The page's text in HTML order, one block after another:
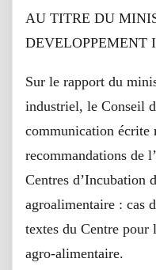
AU TITRE DU
DEVELOPPEMENT
Sur le rapport du
industriel, le Conseil
communication écrite
recommandations de
Centres d’Incubation
agroalimentaire : cas
textes du Centre pour
agro-alimentaire.